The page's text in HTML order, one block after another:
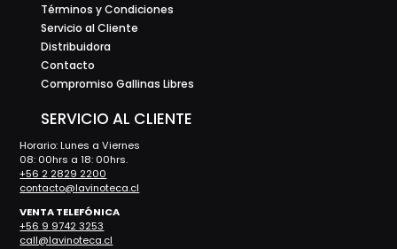
Términos y Condiciones
Servicio al Cliente
Distribuidora
Contacto
Compromiso Gallinas Libres
SERVICIO AL CLIENTE
Horario: Lunes a Viernes
08: 00hrs a 18: 00hrs.
+56 2 2829 2200
contacto@lavinoteca.cl
VENTA TELEFÓNICA
+56 9 9742 3253
call@lavinoteca.cl